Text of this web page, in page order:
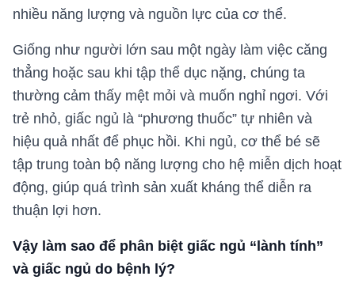
nhiều năng lượng và nguồn lực của cơ thể.
Giống như người lớn sau một ngày làm việc căng
thẳng hoặc sau khi tập thể dục nặng, chúng ta
thường cảm thấy mệt mỏi và muốn nghỉ ngơi. Với
trẻ nhỏ, giấc ngủ là “phương thuốc” tự nhiên và
hiệu quả nhất để phục hồi. Khi ngủ, cơ thể bé sẽ
tập trung toàn bộ năng lượng cho hệ miễn dịch hoạt
động, giúp quá trình sản xuất kháng thể diễn ra
thuận lợi hơn.
Vậy làm sao để phân biệt giấc ngủ “lành tính”
và giấc ngủ do bệnh lý?